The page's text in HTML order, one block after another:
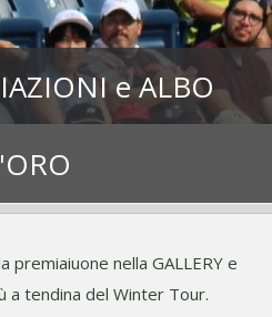
e ALBO
nella GALLERY e
a tendina del Winter Tour.